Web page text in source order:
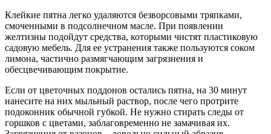
Клейкие пятна легко удаляются безворсовыми тряпками,
смоченными в подсолнечном масле. При появлении
желтизны подойдут средства, которыми чистят пластиковую
садовую мебель. Для ее устранения также пользуются соком
лимона, частично размягчающим загрязнения и
обесцвечивающим покрытие.
Если от цветочных поддонов остались пятна, на 30 минут
нанесите на них мыльный раствор, после чего протрите
подоконник обычной губкой. Не нужно стирать следы от
горшков с цветами, заблаговременно не замачивая их.